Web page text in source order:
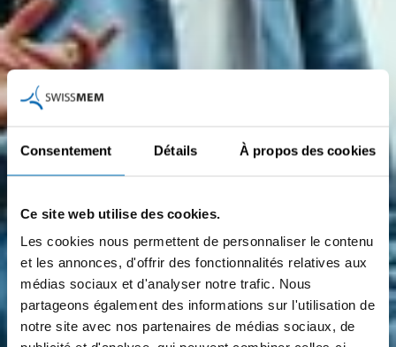
Consentement Détails À propos des cookies
Ce site web utilise des cookies.
Les cookies nous permettent de personnaliser le contenu
et les annonces, d'offrir des fonctionnalités relatives aux
médias sociaux et d'analyser notre trafic. Nous
partageons également des informations sur l'utilisation de
notre site avec nos partenaires de médias sociaux, de